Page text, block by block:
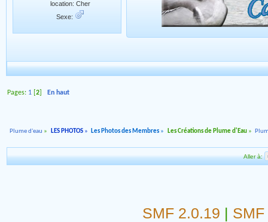
location: Cher
Sexe:
Pages: 1 [2 En haut
Plume d'eau » LES PHOTOS » Les Photos des Membres » Les Créations de Plume d'Eau»
Aller à:
SMF 2.0.19 |